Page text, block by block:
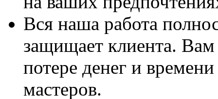
Вся наша работа
защищает клиента. Вам
потере денег и
мастеров.